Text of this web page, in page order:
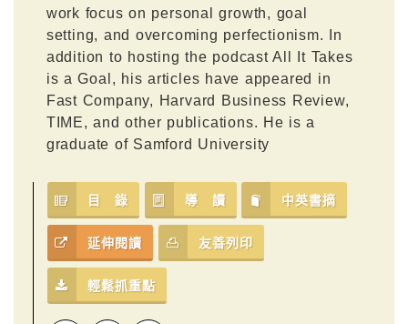
work focus on personal growth, goal
setting, and overcoming perfectionism. In
addition to hosting the podcast All It Takes
is a Goal, his articles have appeared in
Fast Company, Harvard Business Review,
TIME, and other publications. He is a
graduate of Samford University
目 錄 導 讀 中英書摘
延伸閱讀 友善列印
輕鬆抓重點